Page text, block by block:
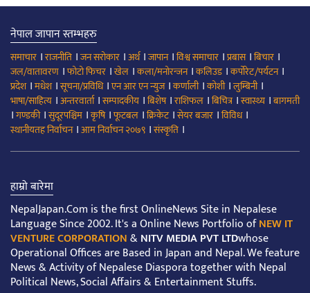
नेपाल जापान स्तम्भहरु
समाचार ।राजनीति ।जन सरोकार ।अर्थ।जापान।विश्व समाचार ।प्रबास।बिचार ।
जल/वातावरण ।फोटो फिचर ।खेल ।कला/मनोरन्जन।कलिउड।कर्पोरेट/पर्यटन।
प्रदेश।मधेश।सूचना/प्रविधि।एन आर एन न्युज।कर्णाली।कोशी।लुम्बिनी।
भाषा/साहित्य ।अन्तरवार्ता।सम्पादकीय ।बिशेष।राशिफल ।बिचित्र।स्वास्थ्य ।बागमती
।गण्डकी।सुदूरपश्चिम ।कृषि।फूटबल ।क्रिकेट।सेयर बजार ।विविध।
स्थानीयतह निर्वाचन।आम निर्वाचन २०७९ ।संस्कृति ।
हाम्रो बारेमा
NepalJapan.Com is the first OnlineNews Site in Nepalese
Language Since 2002. It's a Online News Portfolio ofNEW IT
VENTURE CORPORATION&NITV MEDIA PVT LTDwhose
Operational Offices are Based in Japan and Nepal. We feature
News & Activity of Nepalese Diaspora together with Nepal
Political News, Social Affairs & Entertainment Stuffs.